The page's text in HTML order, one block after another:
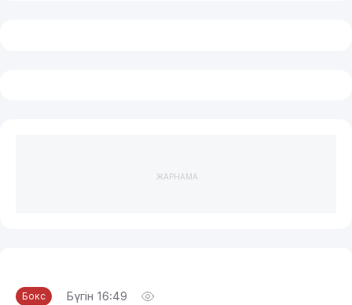
ЖАРНАМА
Бокс Бүгін 16:49